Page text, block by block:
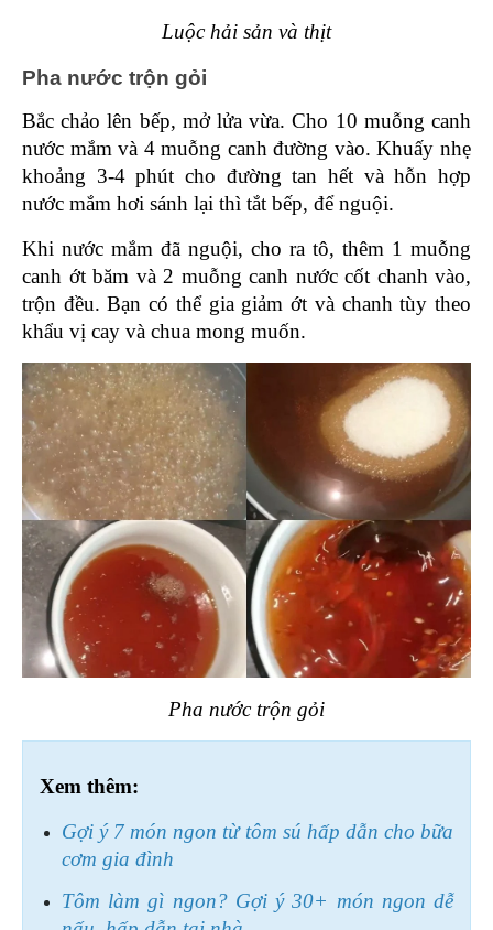
Luộc hải sản và thịt
Pha nước trộn gỏi
Bắc chảo lên bếp, mở lửa vừa. Cho 10 muỗng canh
nước mắm và 4 muỗng canh đường vào. Khuấy nhẹ
khoảng 3-4 phút cho đường tan hết và hỗn hợp
nước mắm hơi sánh lại thì tắt bếp, để nguội.
Khi nước mắm đã nguội, cho ra tô, thêm 1 muỗng
canh ớt băm và 2 muỗng canh nước cốt chanh vào,
trộn đều. Bạn có thể gia giảm ớt và chanh tùy theo
khẩu vị cay và chua mong muốn.
Pha nước trộn gỏi
Xem thêm:
Gợi ý 7 món ngon từ tôm sú hấp dẫn cho bữa
cơm gia đình
Tôm làm gì ngon? Gợi ý 30+ món ngon dễ